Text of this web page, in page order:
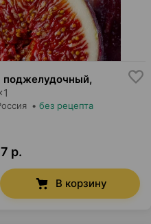
поджелудочный,
1
• без рецепта
р.
В корзину